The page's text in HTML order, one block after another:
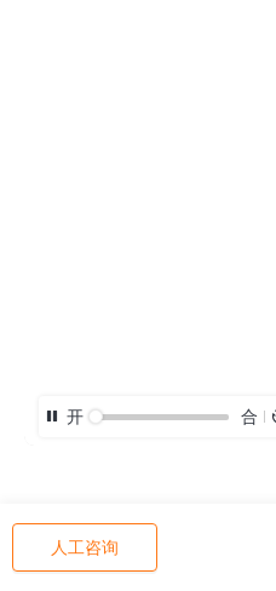
开 合
人工咨询